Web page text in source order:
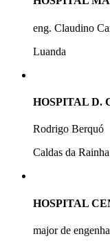
eng. Claudino
Luanda
HOSPITAL D.
Rodrigo Berquó
Caldas da Rainha
HOSPITAL
major de